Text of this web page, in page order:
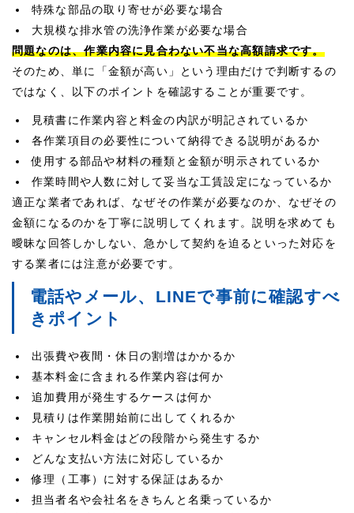
特殊な部品の取り寄せが必要な場合
大規模な排水管の洗浄作業が必要な場合
問題なのは、作業内容に見合わない不当な高額請求です。
そのため、単に「金額が高い」という理由だけで判断するの
ではなく、以下のポイントを確認することが重要です。
見積書に作業内容と料金の内訳が明記されているか
各作業項目の必要性について納得できる説明があるか
使用する部品や材料の種類と金額が明示されているか
作業時間や人数に対して妥当な工賃設定になっているか
適正な業者であれば、なぜその作業が必要なのか、なぜその
金額になるのかを丁寧に説明してくれます。説明を求めても
曖昧な回答しかしない、急かして契約を迫るといった対応を
する業者には注意が必要です。
電話やメール、LINEで事前に確認すべ
きポイント
出張費や夜間・休日の割増はかかるか
基本料金に含まれる作業内容は何か
追加費用が発生するケースは何か
見積りは作業開始前に出してくれるか
キャンセル料金はどの段階から発生するか
どんな支払い方法に対応しているか
修理（工事）に対する保証はあるか
担当者名や会社名をきちんと名乗っているか